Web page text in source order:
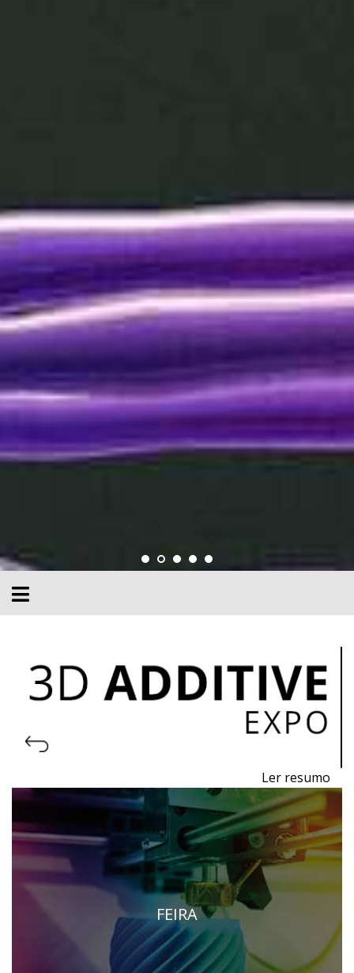
Ler resumo
Feira de Impressão 3D e Fabrico Aditivo
De11 a 13 de novembro 2026 - EXPOSALÃO,
Batalha
De quarta a sexta, 10h às 19h
FEIRA